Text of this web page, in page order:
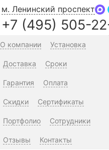
м. Ленинский проспект
+7 (495) 505-
О компании Установка
Доставка Сроки
Гарантия Оплата
Скидки Сертификаты
Портфолио Сотрудники
Отзывы Контакты